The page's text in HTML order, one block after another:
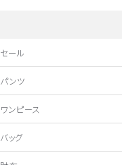
セール
パンツ
ワンピース
バッグ